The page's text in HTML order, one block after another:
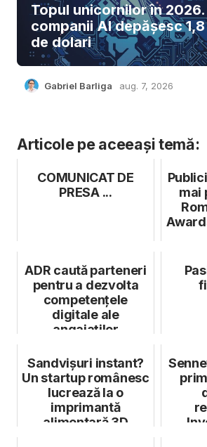
Topul unicornilor în 2026.
companii AI depășesc
de dolari
Gabriel Barliga aug. 7, 2026
Articole pe aceeași temă:
COMUNICAT DE
PRESA ...
mai
ADR caută parteneri
pentru a dezvolta
competențele
digitale ale
angajaților
Sandvișuri instant?
Un startup românesc
lucrează la o
imprimantă
alimentară 3D